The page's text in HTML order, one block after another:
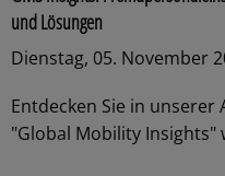
und Lösungen
Dienstag, 05. November
Entdecken Sie in unserer
"Global Mobility Insights"